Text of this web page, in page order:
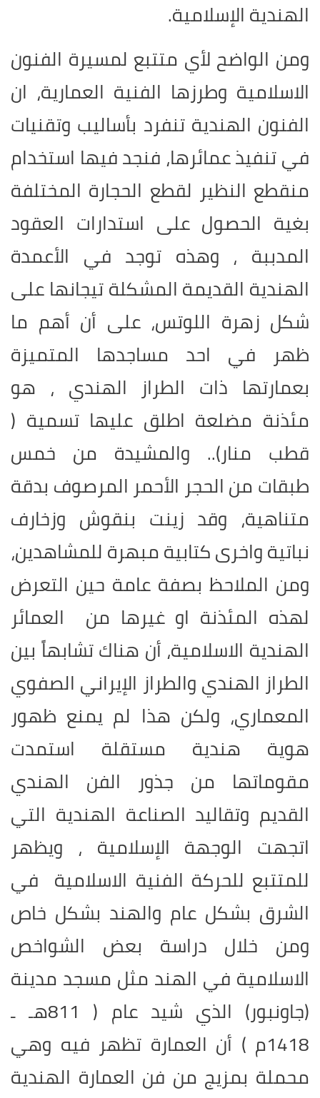
الهندية الإسلامية.
ومن الواضح لأي متتبع لمسيرة الفنون
الاسلامية وطرزها الفنية العمارية، ان
الفنون الهندية تنفرد بأساليب وتقنيات
في تنفيذ عمائرها، فنجد فيها استخدام
منقطع النظير لقطع الحجارة المختلفة
بغية الحصول على استدارات العقود
المدببة ، وهذه توجد في الأعمدة
الهندية القديمة المشكلة تيجانها على
شكل زهرة اللوتس، على أن أهم ما
ظهر في احد مساجدها المتميزة
بعمارتها ذات الطراز الهندي ، هو
مئذنة مضلعة اطلق عليها تسمية (
قطب منار).. والمشيدة من خمس
طبقات من الحجر الأحمر المرصوف بدقة
متناهية، وقد زينت بنقوش وزخارف
نباتية واخرى كتابية مبهرة للمشاهدين،
ومن الملاحظ بصفة عامة حين التعرض
لهذه المئذنة او غيرها من العمائر
الهندية الاسلامية، أن هناك تشابهاً بين
الطراز الهندي والطراز الإيراني الصفوي
المعماري، ولكن هذا لم يمنع ظهور
هوية هندية مستقلة استمدت
مقوماتها من جذور الفن الهندي
القديم وتقاليد الصناعة الهندية التي
اتجهت الوجهة الإسلامية ، ويظهر
للمتتبع للحركة الفنية الاسلامية في
الشرق بشكل عام والهند بشكل خاص
ومن خلال دراسة بعض الشواخص
الاسلامية في الهند مثل مسجد مدينة
(جاونبور) الذي شيد عام ( 811هـ ـ
1418م ) أن العمارة تظهر فيه وهي
محملة بمزيج من فن العمارة الهندية